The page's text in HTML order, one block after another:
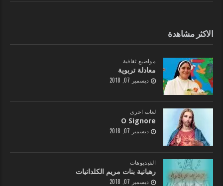
الاكثر مشاهدة
مواضيع ثقافية
معادلة تربوية
ديسمبر 07, 2018
لغات اخرى
O Signore
ديسمبر 07, 2018
الفيديوهات
رهبانية بنات مريم الكلدانيات
ديسمبر 07, 2018